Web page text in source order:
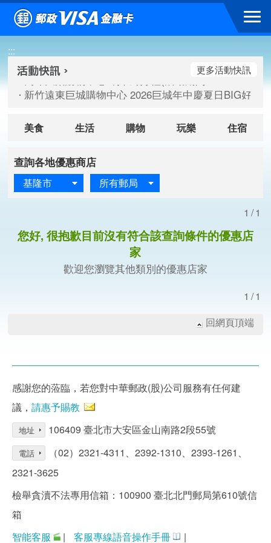
跳到主要內容區塊
:::
高雄大樂購物中心 刷卡郵好禮(活動期間：115/08/07-
臺北三創生活 有點東西第2波 刷卡郵好禮(活動期間：
高雄大樂購物中心 刷卡郵好禮(活動期間：115/08/07-
新竹遠東巨城購物中心 2026巨城年中慶夏日BIG好刷(
更多活動快訊
美食 生活 購物 玩樂 住宿
查詢各地優惠商店
基隆市 所有郵局
1/1
您好, 很抱歉目前沒有符合該查詢條件的優惠店
家
歡迎您瀏覽其他類別的優惠店家
1/1
回網頁頂端
感謝您的蒞臨，若您對中華郵政(股)公司服務有任何建
議， 請惠予賜教
地址 106409 臺北市大安區金山南路2段55號
電話
（02）2321-4311、2392-1310、2393-1261、
2321-3625
檢舉貪瀆不法專用信箱：100900 臺北北門郵局第610號信
箱
智能客服
| 客服專線語音操作手冊 |